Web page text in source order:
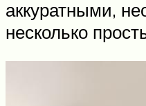
аккуратными,
несколько